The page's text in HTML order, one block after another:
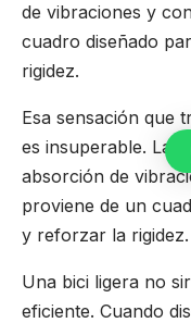
de vibraciones y
cuadro diseñado
rigidez.
Esa sensación que
es insuperable. La
absorción de
proviene de un
y reforzar la rigidez.
Una bici ligera no
eficiente. Cuando